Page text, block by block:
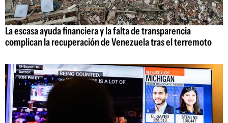
La escasa ayuda financiera y la falta de transparencia
complican la recuperación de Venezuela tras el terremoto